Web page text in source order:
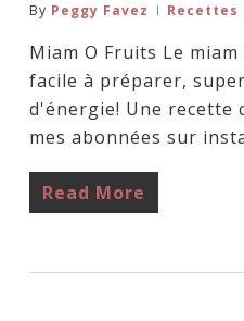
By Peggy Favez Recettes
Miam O Fruits Le
facile à préparer,
d'énergie! Une recette
mes abonnées sur
Read More